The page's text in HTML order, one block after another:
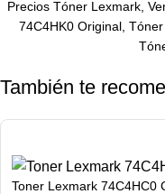
Precios Tóner Lexmark,
74C4HK0 Original,
También te
Toner Lexmark 74C4HC0